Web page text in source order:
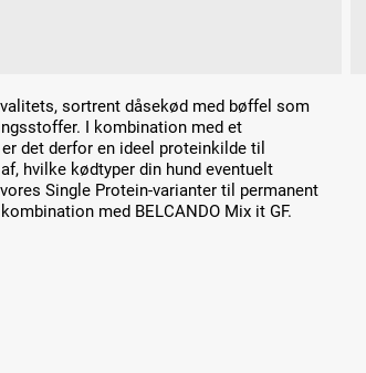
sortrent dåsekød med bøffel som
I kombination med et
det derfor en ideel proteinkilde til
hvilke kødtyper din hund eventuelt
Single Protein-varianter til permanent
med BELCANDO Mix it GF.